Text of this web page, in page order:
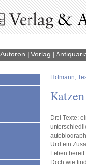
Autoren | Verlag |
Hofmann,
Drei Texte:
Und ein
Leben
Doch wie